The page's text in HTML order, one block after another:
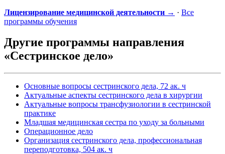
Лицензирование медицинской деятельности → · Все
программы обучения
Другие программы направления
«Сестринское дело»
Основные вопросы сестринского дела, 72 ак. ч
Актуальные аспекты сестринского дела в хирургии
Актуальные вопросы трансфузиологии в сестринской
практике
Младшая медицинская сестра по уходу за больными
Операционное дело
Организация сестринского дела, профессиональная
переподготовка, 504 ак. ч